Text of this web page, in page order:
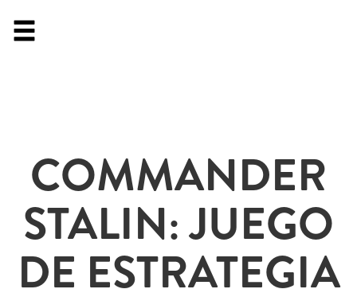
COMMANDER
STALIN: JUEGO
DE ESTRATEGIA